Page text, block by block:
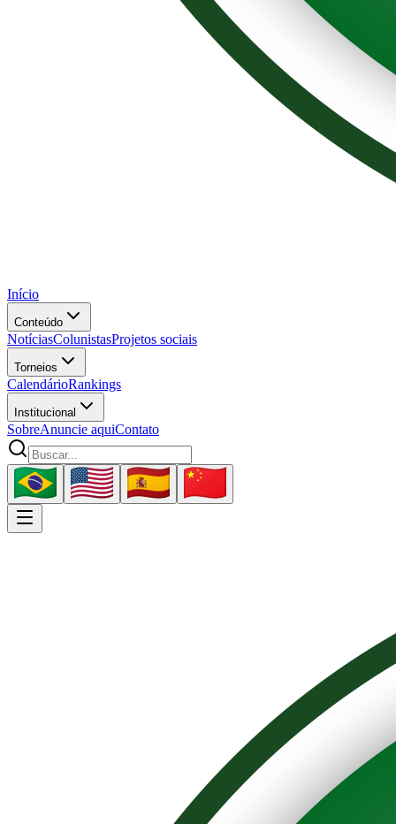
Início
Conteúdo
NotíciasColunistasProjetos sociais
Torneios
CalendárioRankings
Institucional
SobreAnuncie aquiContato